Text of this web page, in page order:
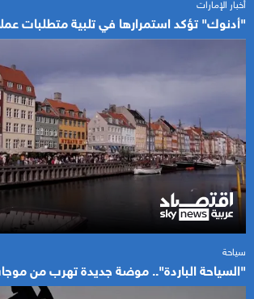
"أدنوك" تؤكد استمرارها في تلبية متطلبات
سياحة
"السياحة الباردة".. موضة جديدة تهرب من